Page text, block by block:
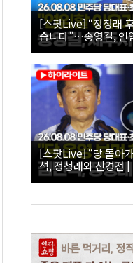
[스팟Live] “정청래 후보 그동안 고생 많이 했
습니다”…송영길, 연임에
더불어민주당 당대표
동연설회
[스팟Live] “당 돌아
석, 정청래와 신경전
당대표·최고위원 후